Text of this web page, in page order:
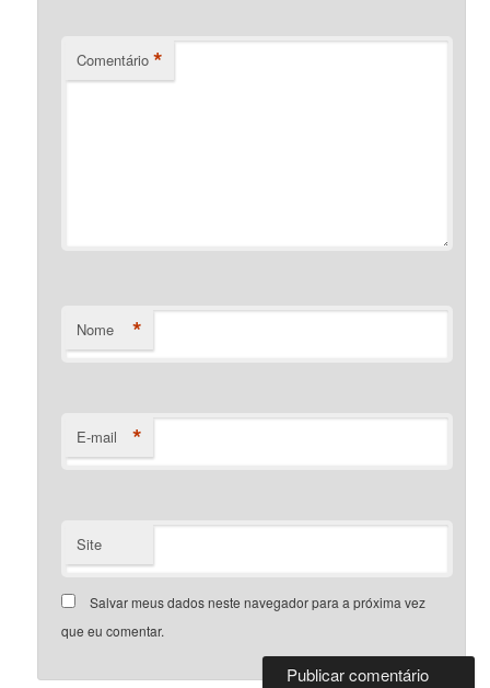
Comentário *
Nome *
E-mail *
Site
Salvar meus dados neste navegador para a próxima vez
que eu comentar.